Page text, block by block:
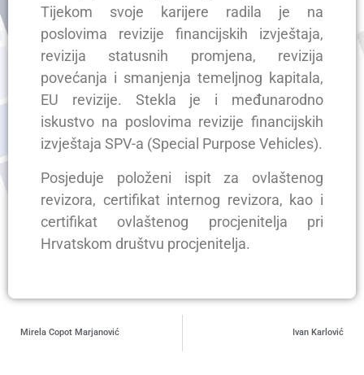
Tijekom svoje karijere radila je na
poslovima revizije financijskih izvještaja,
revizija statusnih promjena, revizija
povećanja i smanjenja temeljnog kapitala,
EU revizije. Stekla je i međunarodno
iskustvo na poslovima revizije financijskih
izvještaja SPV-a (Special Purpose Vehicles).
Posjeduje položeni ispit za ovlaštenog
revizora, certifikat internog revizora, kao i
certifikat ovlaštenog procjenitelja pri
Hrvatskom društvu procjenitelja.
Mirela Copot Marjanović Ivan Karlović